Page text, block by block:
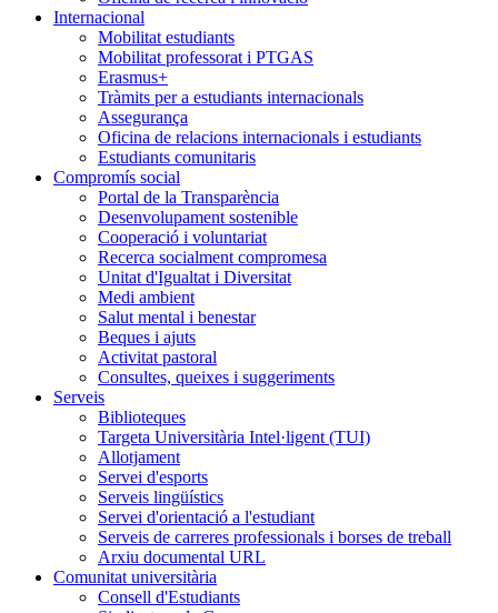
Internacional
Mobilitat estudiants
Mobilitat professorat i PTGAS
Erasmus+
Tràmits per a estudiants internacionals
Assegurança
Oficina de relacions internacionals i estudiants
Estudiants comunitaris
Compromís social
Portal de la Transparència
Desenvolupament sostenible
Cooperació i voluntariat
Recerca socialment compromesa
Unitat d'Igualtat i Diversitat
Medi ambient
Salut mental i benestar
Beques i ajuts
Activitat pastoral
Consultes, queixes i suggeriments
Serveis
Biblioteques
Targeta Universitària Intel·ligent (TUI)
Allotjament
Servei d'esports
Serveis lingüístics
Servei d'orientació a l'estudiant
Serveis de carreres professionals i borses de treball
Arxiu documental URL
Comunitat universitària
Consell d'Estudiants